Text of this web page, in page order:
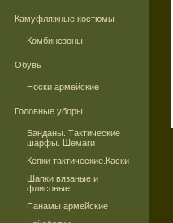
Камуфляжные костюмы
Комбинезоны
Обувь
Носки армейские
Головные уборы
Банданы. Тактические
шарфы. Шемаги
Кепки тактические.Каски
Шапки вязаные и
флисовые
Панамы армейские